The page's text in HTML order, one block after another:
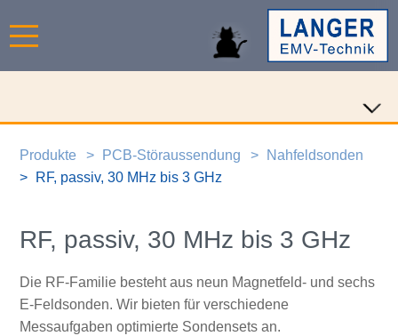
Produkte PCB-Störaussendung
Nahfeldsonden
RF, passiv, 30 MHz bis 3 GHz
RF, passiv, 30 MHz bis 3 GHz
Die RF-Familie besteht aus neun Magnetfeld- und sechs
E-Feldsonden. Wir bieten für verschiedene
Messaufgaben optimierte Sondensets an.